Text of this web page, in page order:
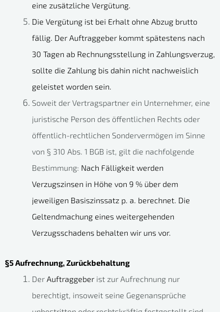
eine zusätzliche Vergütung.
Die Vergütung ist bei Erhalt ohne Abzug brutto
fällig. Der Auftraggeber kommt spätestens nach
30 Tagen ab Rechnungsstellung in Zahlungsverzug,
sollte die Zahlung bis dahin nicht nachweislich
geleistet worden sein.
Soweit der Vertragspartner ein Unternehmer, eine
juristische Person des öffentlichen Rechts oder
öffentlich-rechtlichen Sondervermögen im Sinne
von § 310 Abs. 1 BGB ist, gilt die nachfolgende
Bestimmung: Nach Fälligkeit werden
Verzugszinsen in Höhe von 9 % über dem
jeweiligen Basiszinssatz p. a. berechnet. Die
Geltendmachung eines weitergehenden
Verzugsschadens behalten wir uns vor.
§5 Aufrechnung, Zurückbehaltung
Der Auftraggeber ist zur Aufrechnung nur
berechtigt, insoweit seine Gegenansprüche